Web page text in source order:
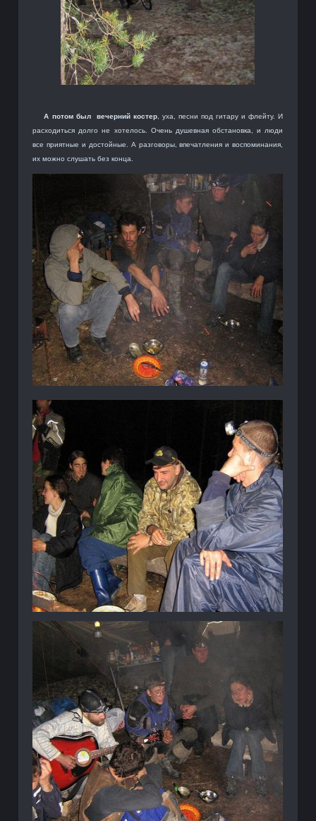
А потом был вечерний костер, уха, песни под гитару и флейту. И
расходиться долго не хотелось. Очень душевная обстановка, и люди
все приятные и достойные. А разговоры, впечатления и воспоминания,
их можно слушать без конца.